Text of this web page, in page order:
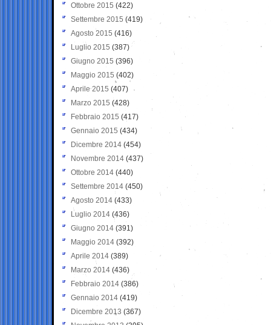
Ottobre 2015 (422)
Settembre 2015 (419)
Agosto 2015 (416)
Luglio 2015 (387)
Giugno 2015 (396)
Maggio 2015 (402)
Aprile 2015 (407)
Marzo 2015 (428)
Febbraio 2015 (417)
Gennaio 2015 (434)
Dicembre 2014 (454)
Novembre 2014 (437)
Ottobre 2014 (440)
Settembre 2014 (450)
Agosto 2014 (433)
Luglio 2014 (436)
Giugno 2014 (391)
Maggio 2014 (392)
Aprile 2014 (389)
Marzo 2014 (436)
Febbraio 2014 (386)
Gennaio 2014 (419)
Dicembre 2013 (367)